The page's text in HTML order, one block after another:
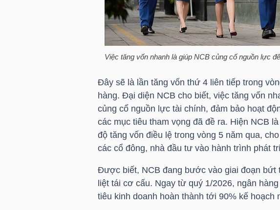
Việc tăng vốn nhanh là giúp NCB củng cố nguồn lực
Đây sẽ là lần tăng vốn thứ 4 liên tiếp trong
hàng. Đại diện NCB cho biết, việc tăng vốn
củng cố nguồn lực tài chính, đảm bảo hoạt
các mục tiêu tham vọng đã đề ra. Hiện NCB
độ tăng vốn điều lệ trong vòng 5 năm qua,
các cổ đông, nhà đầu tư vào hành trình phát
Được biết, NCB đang bước vào giai đoạn bứt
liệt tái cơ cấu. Ngay từ quý 1/2026, ngân
tiêu kinh doanh hoàn thành tới 90% kế hoạch